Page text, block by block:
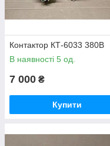
Контактор КТ-6033 380В
В наявності 5 од.
7 000 ₴
Купити